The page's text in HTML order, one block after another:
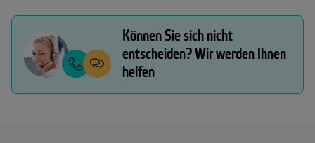
Können Sie sich nicht
entscheiden? Wir werden Ihnen
helfen